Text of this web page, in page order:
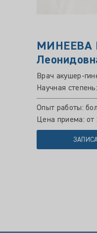
МИНЕЕВА
Врач акушер-
Научная
Опыт работы:
Цена приема: от